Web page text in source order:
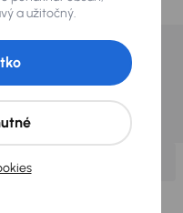
a užitočný.